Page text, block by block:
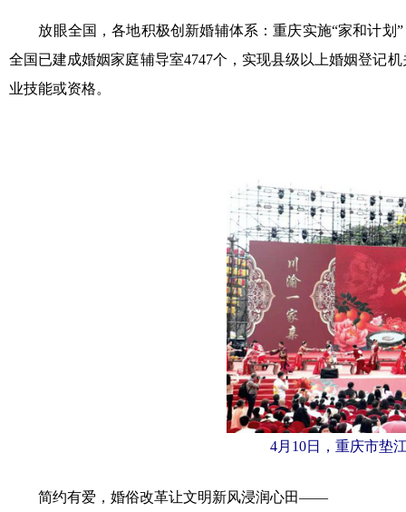
放眼全国，各地积极创新婚辅体系：重庆实施“家和计划
全国已建成婚姻家庭辅导室4747个，实现县级以上婚姻登记
业技能或资格。
4月10日，重庆市垫
简约有爱，婚俗改革让文明新风浸润心田——